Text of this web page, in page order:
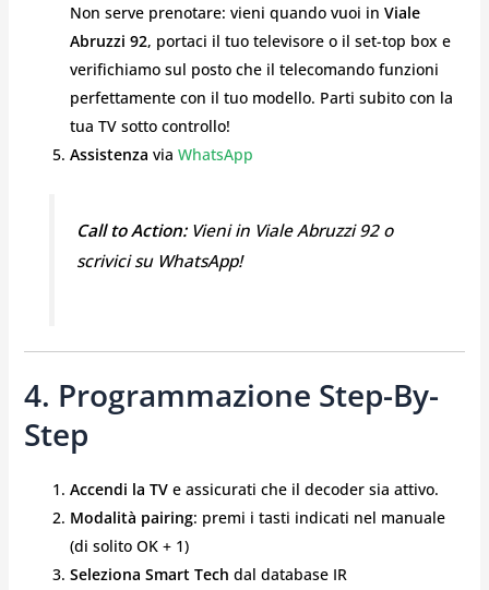
Non serve prenotare: vieni quando vuoi in Viale
Abruzzi 92, portaci il tuo televisore o il set-top box e
verifichiamo sul posto che il telecomando funzioni
perfettamente con il tuo modello. Parti subito con la
tua TV sotto controllo!
Assistenza via WhatsApp
Call to Action:Vieni in Viale Abruzzi 92 o
scrivici su WhatsApp!
4. Programmazione Step-By-
Step
Accendi la TVe assicurati che il decoder sia attivo.
Modalità pairing: premi i tasti indicati nel manuale
(di solito OK + 1)
Seleziona Smart Tech dal database IR